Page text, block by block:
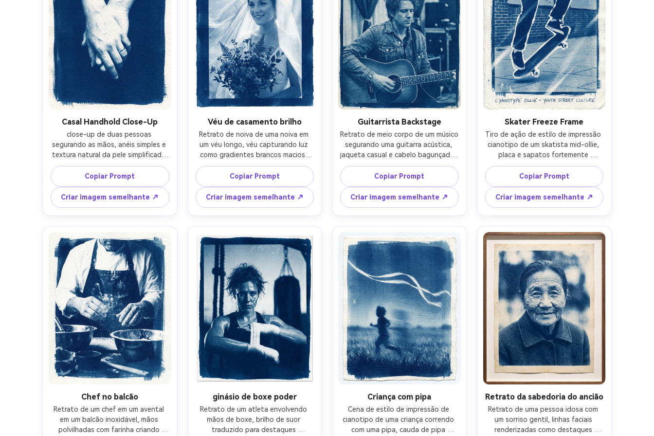
profundidade de campo rasa-AR 4:5
cianótipo, humor nostálgico
sonhador-AR 4:5
profundidade de campo rasa-AR 4:5
Casal Handhold Close-Up
close-up de duas pessoas
segurando as mãos, anéis simples e
textura natural da pele simplificada
em destaques brilhantes, fundo
mínimo para um olhar gráfico limpo,
sombras azuis prussianas
profundas, bordas brancas nítidas,
fibras de papel sutis e borda de
impressão de contato, humor
tranquilo romântico, estética de
impressão de belas artes com
espaço negativo forte, lente de
85mm, profundidade de campo
rasa-AR 4:5
Copiar Prompt
Criar imagem semelhante ↗
Véu de casamento brilho
Retrato de noiva de uma noiva em
um véu longo, véu capturando luz
como gradientes brancos macios,
buquê renderizado como silhuetas
botânicas delicadas, expressão
alegre calma, tonalidade azul
prussiana profunda, olhar papel de
pano de algodão texturizado,
bordas decked, manchas químicas
suaves, elegante composição de
impressão de belas artes de
casamento atemporal, lente de
85mm, profundidade de campo
rasa-AR 4:5
Copiar Prompt
Criar imagem semelhante ↗
Guitarrista Backstage
Retrato de meio corpo de um músico
segurando uma guitarra acústica,
jaqueta casual e cabelo bagunçado,
formas de cortina nos bastidores
como sombras abstratas, cordas de
instrumento e frets sugeridos em
detalhes de linha branca brilhante,
lavagem azul prussiano rica, grão e
fibras de papel, cantos ligeiramente
desbotados como uma impressão
vintage, energia criativa humorosa,
lente de 85mm, profundidade de
Copiar Prompt
Criar imagem semelhante ↗
Skater Freeze Frame
Tiro de ação de estilo de impressão
cianotipo de um skatista mid-ollie,
placa e sapatos fortemente
silhuetados, textura de pavimento
urbano simplificada, bordas fortes
de destaque, sombras azuis
profundas, composição diagonal
dinâmica, listras de exposição sutis
como impressão de contato
analógico, textura de papel feita à
mão, humor enérgico da cultura de
rua da juventude, lente de 85mm,
profundidade de campo rasa-AR 4:5
Copiar Prompt
Criar imagem semelhante ↗
Chef no balcão
Retrato de um chef em um avental
em um balcão inoxidável, mãos
polvilhadas com farinha criando
ginásio de boxe poder
Retrato de um atleta envolvendo
mãos de boxe, brilho de suor
traduzido para destaques
Criança com pipa
Cena de estilo de impressão de
cianotipo de uma criança correndo
com uma pipa, cauda de pipa
Retrato da sabedoria do ancião
Retrato de uma pessoa idosa com
um sorriso gentil, linhas faciais
renderizadas como destaques